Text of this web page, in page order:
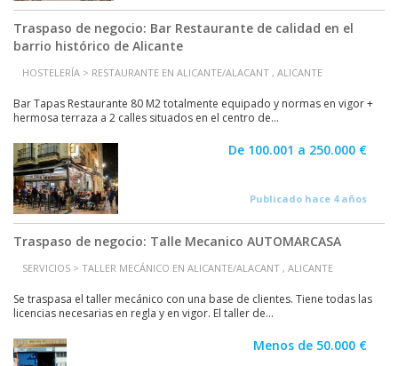
Traspaso de negocio: Bar Restaurante de calidad en el
barrio histórico de Alicante
HOSTELERÍA > RESTAURANTE EN ALICANTE/ALACANT , ALICANTE
Bar Tapas Restaurante 80 M2 totalmente equipado y normas en vigor +
hermosa terraza a 2 calles situados en el centro de...
De 100.001 a 250.000 €
Publicado hace 4 años
Traspaso de negocio: Talle Mecanico AUTOMARCASA
SERVICIOS > TALLER MECÁNICO EN ALICANTE/ALACANT , ALICANTE
Se traspasa el taller mecánico con una base de clientes. Tiene todas las
licencias necesarias en regla y en vigor. El taller de...
Menos de 50.000 €